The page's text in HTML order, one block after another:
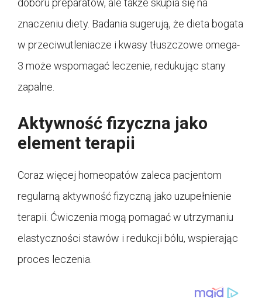
znaczeniu diety. Badania sugerują, że dieta bogata
w przeciwutleniacze i kwasy tłuszczowe omega-
3 może wspomagać leczenie, redukując stany
zapalne.
Aktywność fizyczna jako
element terapii
Coraz więcej homeopatów zaleca pacjentom
regularną aktywność fizyczną jako uzupełnienie
terapii. Ćwiczenia mogą pomagać w utrzymaniu
elastyczności stawów i redukcji bólu, wspierając
proces leczenia.